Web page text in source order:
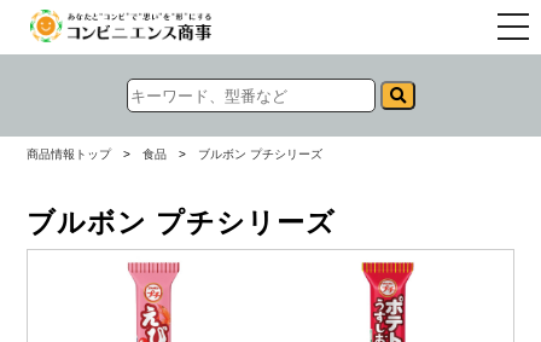
商品情報トップ > 食品 > ブルボン プチシリーズ
ブルボン プチシリーズ